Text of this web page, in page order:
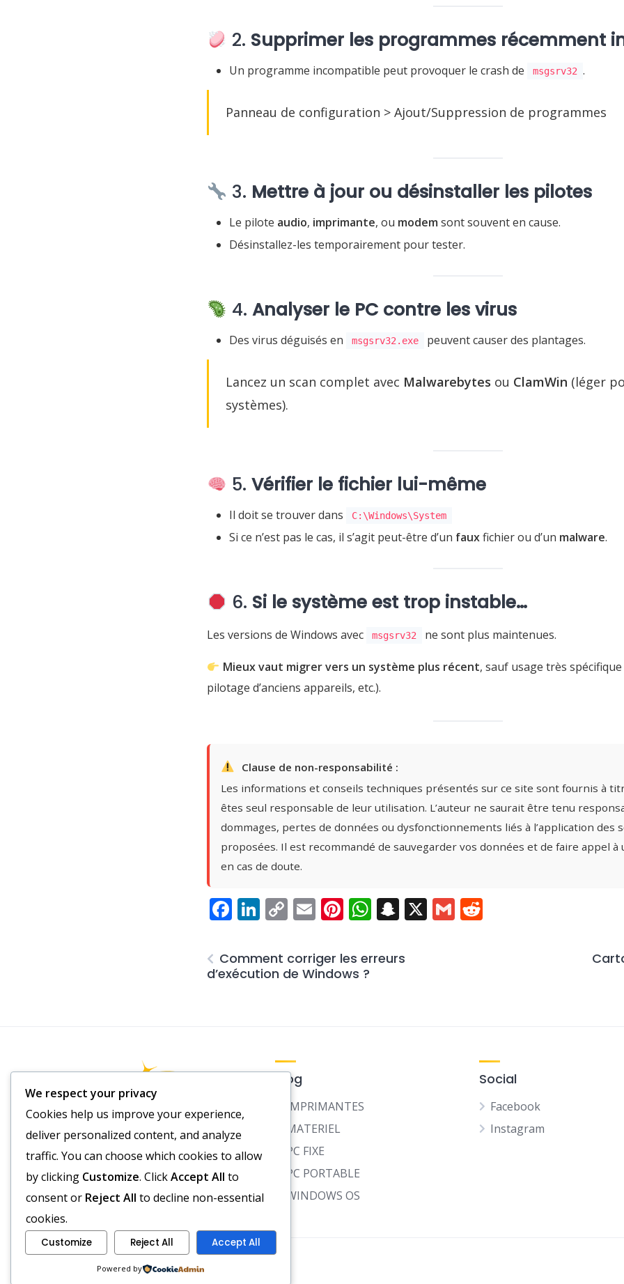
2. Supprimer les programmes récemment
Un programme incompatible peut provoquer le crash de msgsrv32 .
Panneau de configuration > Ajout/Suppression de programmes
3. Mettre à jour ou désinstaller les pilotes
Le pilote audio, imprimante, ou modem sont souvent en cause.
Désinstallez-les temporairement pour tester.
4. Analyser le PC contre les virus
Des virus déguisés en msgsrv32.exe peuvent causer des plantages.
Lancez un scan complet avec Malwarebytes ou ClamWin (léger
systèmes).
5. Vérifier le fichier lui-même
Il doit se trouver dans C:\Windows\System
Si ce n’est pas le cas, il s’agit peut-être d’un fauxfichier ou d’un malware.
6. Si le système est trop instable…
Les versions de Windows avec msgsrv32 ne sont plus maintenues.
Mieux vaut migrer vers un système plus récent, sauf usage très
pilotage d’anciens appareils, etc.).
Clause de non-responsabilité :
Les informations et conseils techniques présentés sur ce site sont fournis à
êtes seul responsable de leur utilisation. L’auteur ne saurait être tenu
dommages, pertes de données ou dysfonctionnements liés à l’application des
proposées. Il est recommandé de sauvegarder vos données et de faire appel
en cas de doute.
Facebook
LinkedIn
Copy
Link
EmailPinterest
WhatsApp
Snapchat
X Gmail
Comment corriger les erreurs
d’exécution de Windows ?
Blog
IMPRIMANTES
MATERIEL
PC FIXE
PC PORTABLE
WINDOWS OS
Social
Facebook
Instagram
Mentions Légales
We respect your privacy
Cookies help us improve your experience,
deliver personalized content, and analyze
traffic. You can choose which cookies to allow
by clicking Customize. ClickAccept All to
consent or Reject All to decline non-essential
cookies.
Customize Reject All Accept All
Powered by